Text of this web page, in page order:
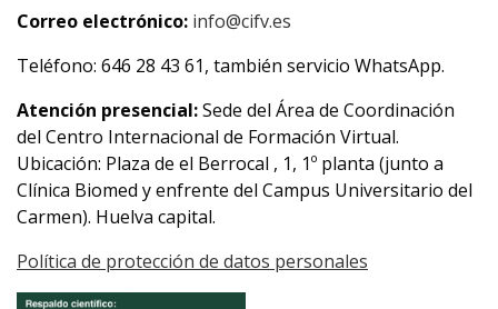
Correo electrónico: info@cifv.es
Teléfono: 646 28 43 61, también servicio WhatsApp.
Atención presencial:Sede del Área de Coordinación
del Centro Internacional de Formación Virtual.
Ubicación: Plaza de el Berrocal , 1, 1º planta (junto a
Clínica Biomed y enfrente del Campus Universitario del
Carmen). Huelva capital.
Política de protección de datos personales